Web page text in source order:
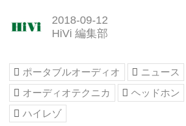
2018-09-12
HiVi 編集部
ポータブルオーディオ ニュース
オーディオテクニカ
ヘッドホン
ハイレゾ